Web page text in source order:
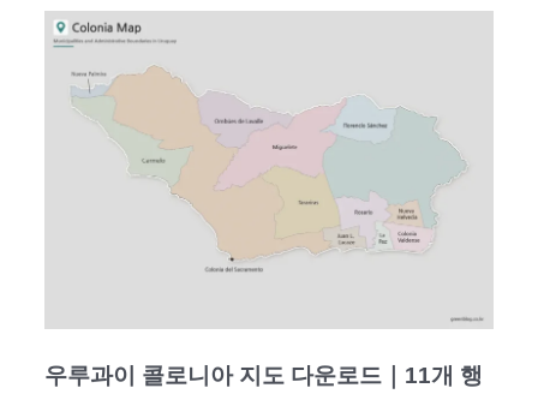
우루과이 콜로니아 지도 다운로드｜11개 행